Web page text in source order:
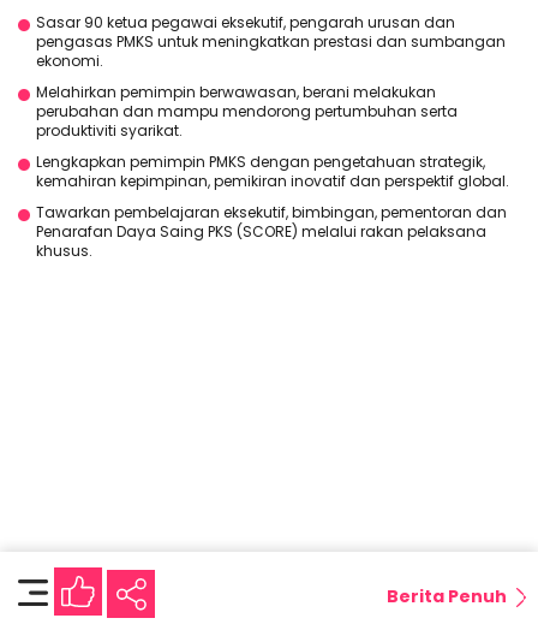
Sasar 90 ketua pegawai eksekutif, pengarah urusan dan
pengasas PMKS untuk meningkatkan prestasi dan sumbangan
ekonomi.
Melahirkan pemimpin berwawasan, berani melakukan
perubahan dan mampu mendorong pertumbuhan serta
produktiviti syarikat.
Lengkapkan pemimpin PMKS dengan pengetahuan strategik,
kemahiran kepimpinan, pemikiran inovatif dan perspektif global.
Tawarkan pembelajaran eksekutif, bimbingan, pementoran dan
Penarafan Daya Saing PKS (SCORE) melalui rakan pelaksana
khusus.
Berita Penuh